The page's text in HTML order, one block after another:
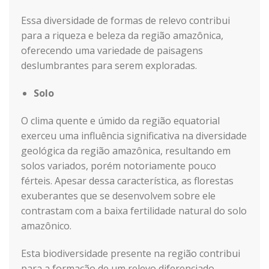
Essa diversidade de formas de relevo contribui
para a riqueza e beleza da região amazônica,
oferecendo uma variedade de paisagens
deslumbrantes para serem exploradas.
Solo
O clima quente e úmido da região equatorial
exerceu uma influência significativa na diversidade
geológica da região amazônica, resultando em
solos variados, porém notoriamente pouco
férteis. Apesar dessa característica, as florestas
exuberantes que se desenvolvem sobre ele
contrastam com a baixa fertilidade natural do solo
amazônico.
Esta biodiversidade presente na região contribui